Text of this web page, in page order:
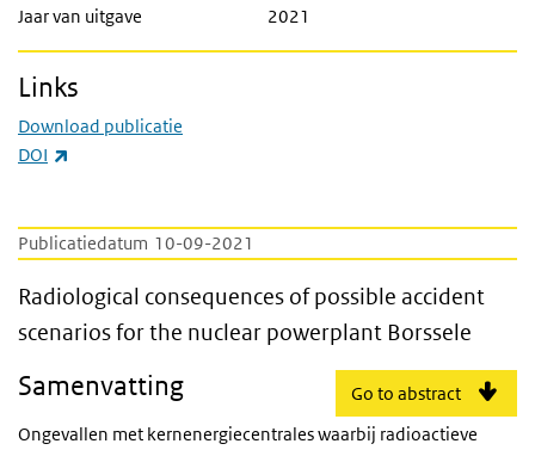
Publicatiedatum 10-09-2021
Radiological consequences of possible
Radiological consequences of possible accident
scenarios for the nuclear powerplant Borssele
Go to abstract
Samenvatting
Ongevallen met kernenergiecentrales waarbij radioactieve
Jaar van uitgave
2021
Links
Download publicatie
DOI